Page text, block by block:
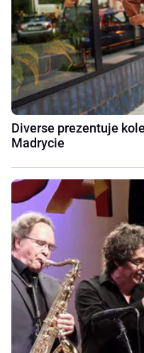
Diverse prezentuje
Madrycie